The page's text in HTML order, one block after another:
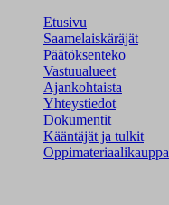
Etusivu
Saamelaiskäräjät
Päätöksenteko
Vastuualueet
Ajankohtaista
Yhteystiedot
Dokumentit
Kääntäjät ja tulkit
Oppimateriaalikauppa